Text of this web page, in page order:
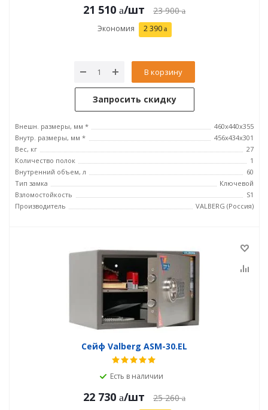
21 510 /шт 23 900
Экономия 2 390
В корзину
Запросить скидку
Внешн. размеры, мм *
460х440х355
Внутр. размеры, мм *
456х434х301
Вес, кг
27
Количество полок
1
Внутренний объем, л
60
Тип замка
Ключевой
Взломостойкость
S1
Производитель
VALBERG (Россия)
Сейф Valberg ASM-30.EL
Есть в наличии
22 730 /шт 25 260